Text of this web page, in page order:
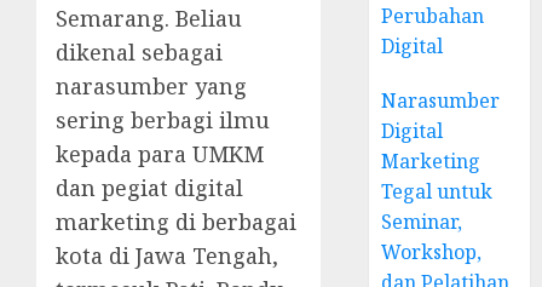
Semarang. Beliau
dikenal sebagai
narasumber yang
sering berbagi ilmu
kepada para UMKM
dan pegiat digital
marketing di berbagai
kota di Jawa Tengah,
Perubahan
Digital
Narasumber
Digital
Marketing
Tegal untuk
Seminar,
Workshop,